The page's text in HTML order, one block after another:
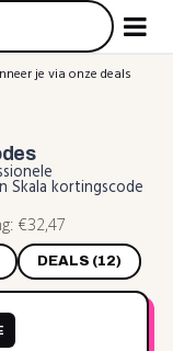
je via onze deals
Skala kortingscode
€32,47
DEALS (12)